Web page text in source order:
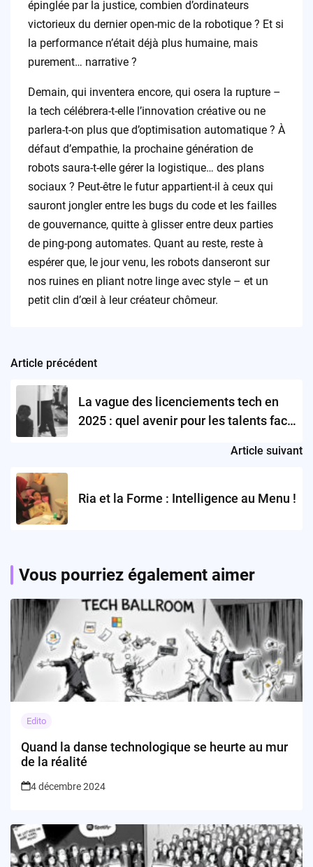
épinglée par la justice, combien d’ordinateurs
victorieux du dernier open-mic de la robotique ? Et si
la performance n’était déjà plus humaine, mais
purement… narrative ?
Demain, qui inventera encore, qui osera la rupture –
la tech célébrera-t-elle l’innovation créative ou ne
parlera-t-on plus que d’optimisation automatique ? À
défaut d’empathie, la prochaine génération de
robots saura-t-elle gérer la logistique… des plans
sociaux ? Peut-être le futur appartient-il à ceux qui
sauront jongler entre les bugs du code et les failles
de gouvernance, quitte à glisser entre deux parties
de ping-pong automates. Quant au reste, reste à
espérer que, le jour venu, les robots danseront sur
nos ruines en pliant notre linge avec style – et un
petit clin d’œil à leur créateur chômeur.
Post
navigation
Article précédent
La vague des licenciements tech en
2025 : quel avenir pour les talents face
Article suivant
Ria et la Forme : Intelligence au Menu !
Vous pourriez également aimer
Edito
Quand la danse technologique se heurte au mur
de la réalité
4 décembre 2024